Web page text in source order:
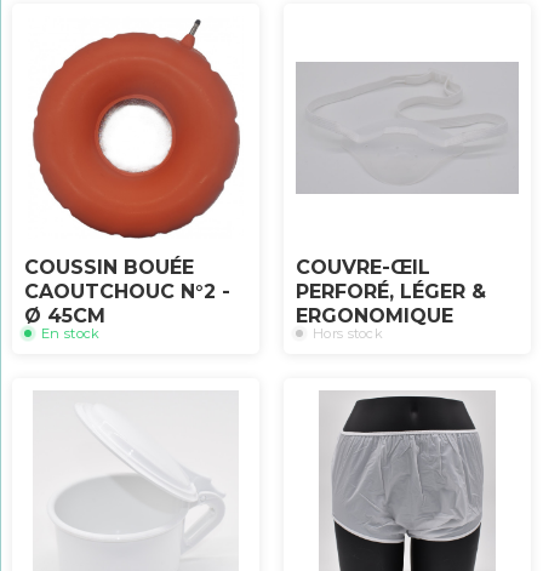
COUSSIN BOUÉE
CAOUTCHOUC N°2 -
Ø 45CM
En stock
COUVRE-ŒIL
PERFORÉ, LÉGER &
ERGONOMIQUE
Hors stock